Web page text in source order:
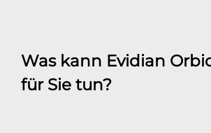
Was kann Evidian
für Sie tun?